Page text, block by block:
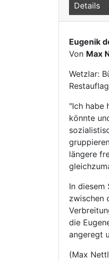
Details
Eugenik
Von Max
Wetzlar:
"Ich habe
könnte
längere
In diesem
zwischen
die
angeregt
(Max